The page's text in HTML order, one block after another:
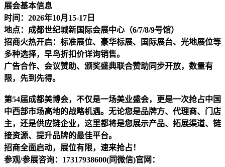
展会基本信息
时间：2026年10月15-17日
地点：成都世纪城新国际会展中心（6/7/8/9号馆）
招商火热开启：标准展位、豪华标展、国际展台、光地展位等
多种选择， 早鸟折扣价详询销售。
广告合作、会议赞助、颁奖盛典联合赞助同步开放，数量有
限，先到先得。
第54届成都美博会，不仅是一场美业盛会，更是一次抢占中国
中西部市场高地的战略机遇。无论您是品牌方、代理商、门店
主，还是供应链企业，这里都将是您展示产品、拓展渠道、链
接资源、提升品牌的最佳平台。
招商全面启动，展位有限，速来抢占！
参观/参展咨询： 17317938600(同微信)官网：